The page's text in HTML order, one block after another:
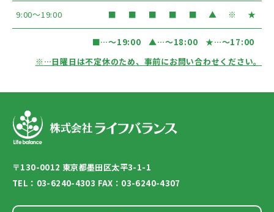
9:00〜19:00 ■ ■ ■ ■ ■ ▲ ※ ★
■…〜19:00 ▲…〜18:00 ★…〜17:00
※ …日曜日は不定休のため、事前にお問い合わせください。
〒130-0012 東京都墨田区太平3-1-1
TEL：03-6240-4303 FAX：03-6240-4307